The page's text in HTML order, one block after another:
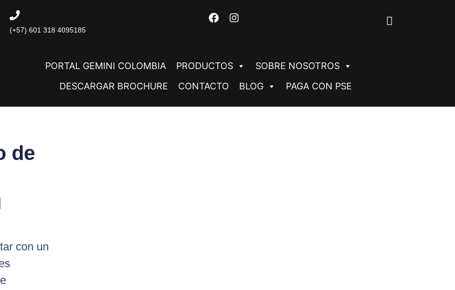
(+57) 601 318 4095185
PORTAL GEMINI COLOMBIA PRODUCTOS
SOBRE NOSOTROS
DESCARGAR BROCHURE
CONTACTO BLOG PAGA CON PSE
de
con un